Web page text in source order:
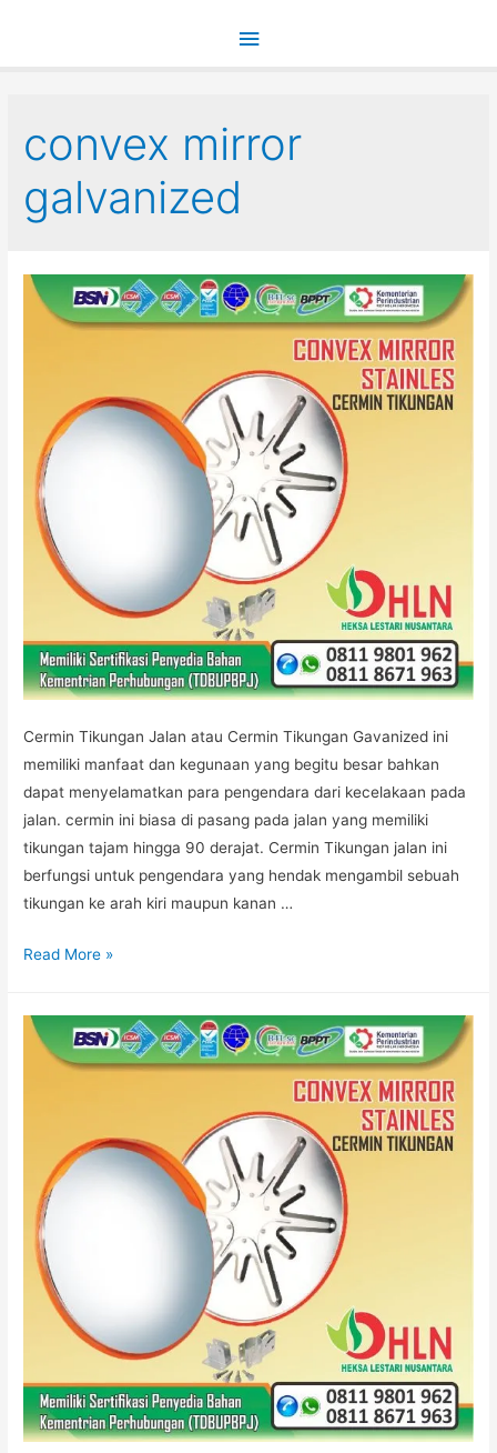
Main
convex mirror
galvanized
Cermin Tikungan Jalan atau Cermin Tikungan Gavanized ini
memiliki manfaat dan kegunaan yang begitu besar bahkan
dapat menyelamatkan para pengendara dari kecelakaan pada
jalan. cermin ini biasa di pasang pada jalan yang memiliki
tikungan tajam hingga 90 derajat. Cermin Tikungan jalan ini
berfungsi untuk pengendara yang hendak mengambil sebuah
tikungan ke arah kiri maupun kanan …
CERMIN
Read More »